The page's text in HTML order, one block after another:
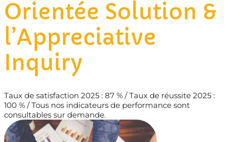
Orientée Solution &
l’Appreciative
Inquiry
Taux de satisfaction 2025 : 87 % / Taux de réussite 2025 :
100 % / Tous nos indicateurs de performance sont
consultables sur demande.